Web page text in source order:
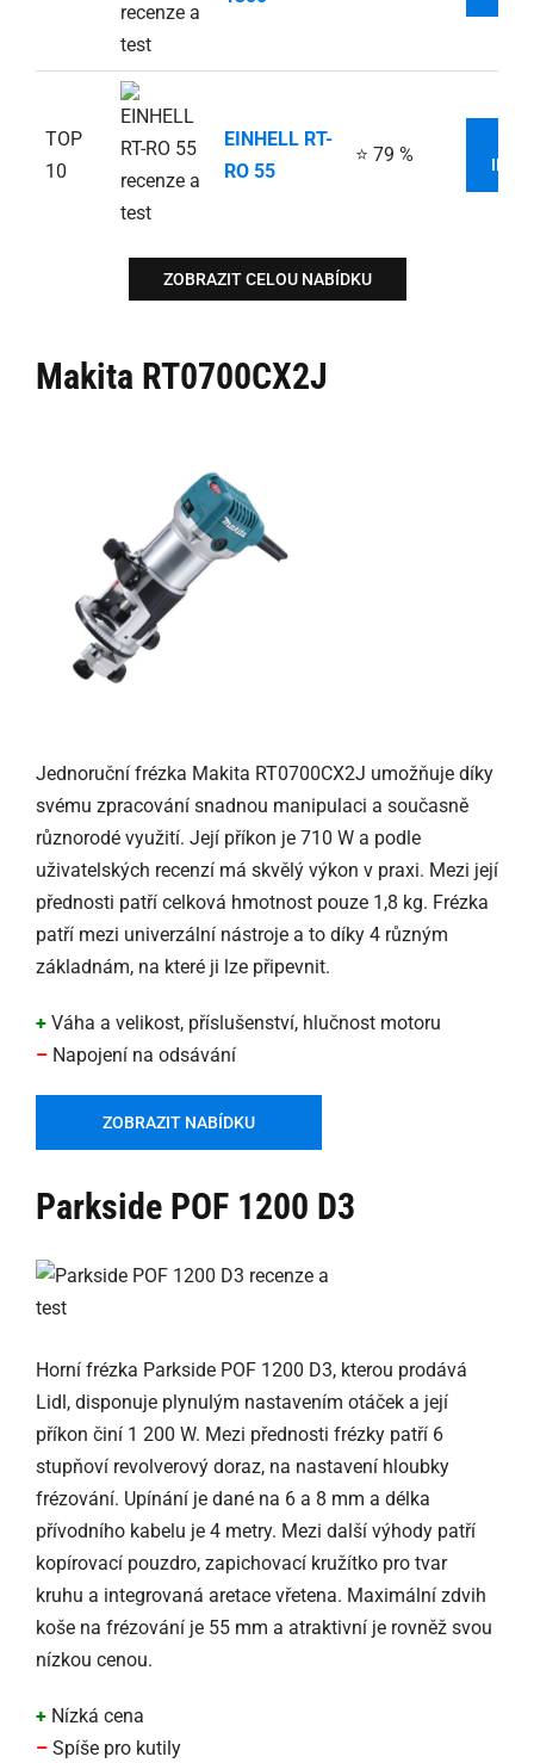
TOP
10
EINHELL RT-
RO 55
⭐ 79 %
ZOBRAZIT CELOU NABÍDKU
Makita RT0700CX2J
Jednoruční frézka Makita RT0700CX2J umožňuje díky
svému zpracování snadnou manipulaci a současně
různorodé využití. Její příkon je 710 W a podle
uživatelských recenzí má skvělý výkon v praxi. Mezi její
přednosti patří celková hmotnost pouze 1,8 kg. Frézka
patří mezi univerzální nástroje a to díky 4 různým
základnám, na které ji lze připevnit.
+ Váha a velikost, příslušenství, hlučnost motoru
– Napojení na odsávání
ZOBRAZIT NABÍDKU
Parkside POF 1200 D3
Horní frézka Parkside POF 1200 D3, kterou prodává
Lidl, disponuje plynulým nastavením otáček a její
příkon činí 1 200 W. Mezi přednosti frézky patří 6
stupňoví revolverový doraz, na nastavení hloubky
frézování. Upínání je dané na 6 a 8 mm a délka
přívodního kabelu je 4 metry. Mezi další výhody patří
kopírovací pouzdro, zapichovací kružítko pro tvar
kruhu a integrovaná aretace vřetena. Maximální zdvih
koše na frézování je 55 mm a atraktivní je rovněž svou
nízkou cenou.
+ Nízká cena
– Spíše pro kutily